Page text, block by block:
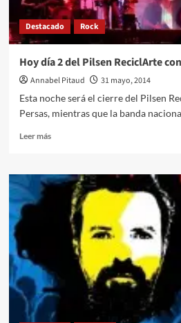
Destacado Rock
Hoy día 2 del Pilsen ReciclArte
Annabel Pitaud
31 mayo, 2014
Esta noche será el cierre del Pilsen
Persas, mientras que la banda
Leer másLeer
Hoy
día
Pilsen
ReciclArte
y
Los